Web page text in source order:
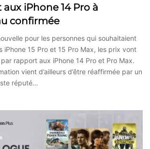
iPhone 14 Pro à
confirmée
pour les personnes qui souhaitaient
iPhone 15 Pro et 15 Pro Max, les prix vont
rapport aux iPhone 14 Pro et Pro Max.
vient d’ailleurs d’être réaffirmée par un
réputé…